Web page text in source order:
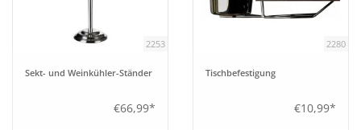
2253
Sekt- und Weinkühler-Ständer
€66,99*
2280
Tischbefestigung
€10,99*